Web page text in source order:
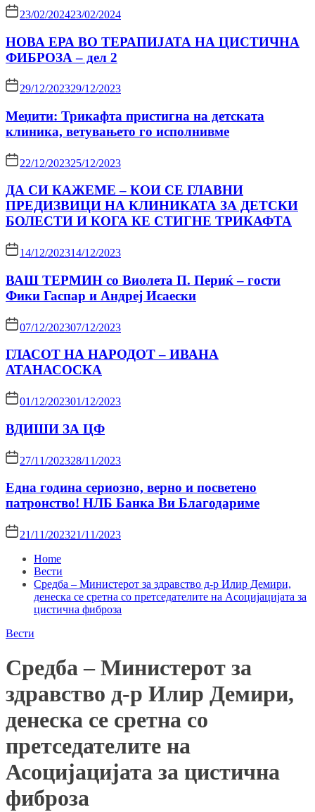
23/02/202423/02/2024
НОВА ЕРА ВО ТЕРАПИЈАТА НА ЦИСТИЧНА
ФИБРОЗА – дел 2
29/12/202329/12/2023
Меџити: Трикафта пристигна на детската
клиника, ветувањето го исполнивме
22/12/202325/12/2023
ДА СИ КАЖЕМЕ – КОИ СЕ ГЛАВНИ
ПРЕДИЗВИЦИ НА КЛИНИКАТА ЗА ДЕТСКИ
БОЛЕСТИ И КОГА КЕ СТИГНЕ ТРИКАФТА
14/12/202314/12/2023
ВАШ ТЕРМИН со Виолета П. Периќ – гости
Фики Гаспар и Андреј Исаески
07/12/202307/12/2023
ГЛАСОТ НА НАРОДОТ – ИВАНА
АТАНАСОСКА
01/12/202301/12/2023
ВДИШИ ЗА ЦФ
27/11/202328/11/2023
Една година сериозно, верно и посветено
патронство! НЛБ Банка Ви Благодариме
21/11/202321/11/2023
Home
Вести
Средба – Министерот за здравство д-р Илир Демири,
денеска се сретна со претседателите на Асоцијацијата за
цистична фиброза
Вести
Средба – Министерот за
здравство д-р Илир Демири,
денеска се сретна со
претседателите на
Асоцијацијата за цистична
фиброза